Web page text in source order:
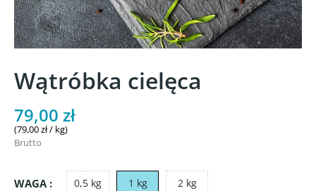
Wątróbka cielęca
79,00 zł
(79,00 zł / kg)
Brutto
WAGA : 0,5 kg 1 kg 2 kg